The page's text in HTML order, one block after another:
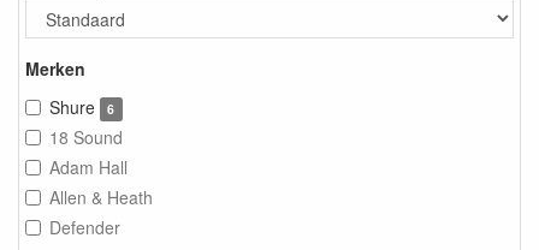
Merken
Shure
6
18 Sound
Adam Hall
Allen & Heath
Defender